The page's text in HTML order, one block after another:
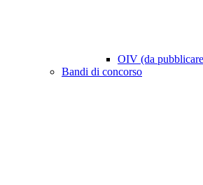
OIV (da
Bandi di concorso